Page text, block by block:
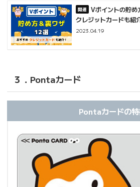
Vポイントの貯
クレジットカードも紹
2023.04.19
３．Pontaカード
Pontaカードの